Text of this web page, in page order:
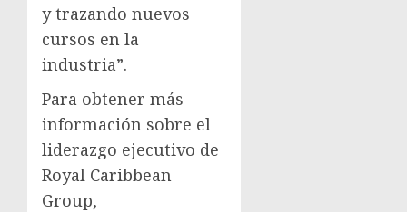
y trazando nuevos
cursos en la
industria”.
Para obtener más
información sobre el
liderazgo ejecutivo de
Royal Caribbean
Group,